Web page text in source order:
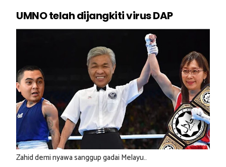
UMNO telah dijangkiti virus DAP
Zahid demi nyawa sanggup gadai Melayu..